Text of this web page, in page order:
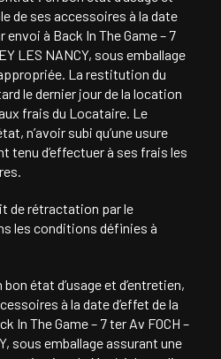
de ses accessoires à la date
à Back In The Game – 7
LES NANCY, sous emballage
La restitution du
le dernier jour de la location
frais du Locataire. Le
n’avoir subi qu’une usure
tenu d’effectuer à ses frais les
de rétractation par le
les conditions définies à
état d’usage et d’entretien,
à la date d’effet de la
In The Game – 7 ter Av FOCH –
sous emballage assurant une